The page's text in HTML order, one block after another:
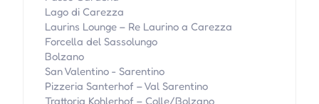
Lago di Carezza
Laurins Lounge – Re Laurino a Carezza
Forcella del Sassolungo
Bolzano
San Valentino - Sarentino
Pizzeria Santerhof – Val Sarentino
Trattoria Kohlerhof – Colle/Bolzano